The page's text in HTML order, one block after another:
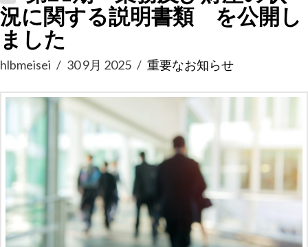
況に関する説明書類 を公開し
ました
hlbmeisei 30 9月 2025 重要なお知らせ